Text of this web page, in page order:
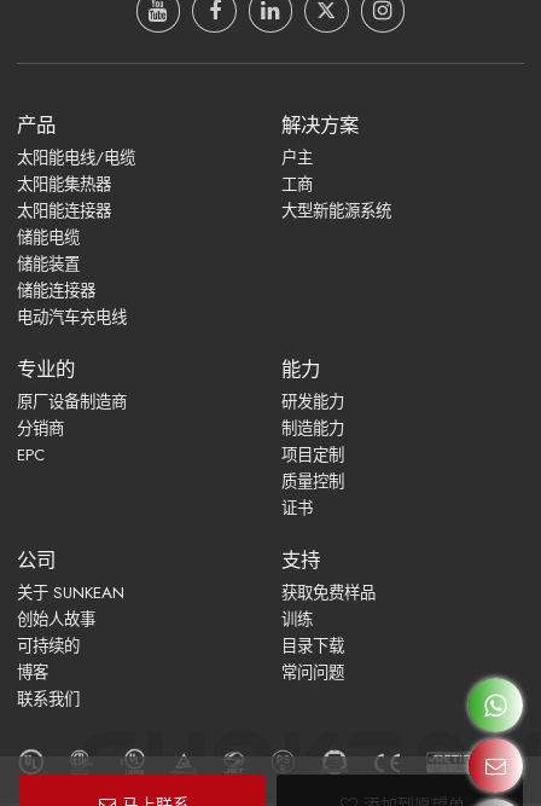
产品
太阳能电线/电缆
太阳能集热器
太阳能连接器
储能电缆
储能装置
储能连接器
电动汽车充电线
解决方案
户主
工商
大型新能源系统
专业的
原厂设备制造商
分销商
EPC
能力
研发能力
制造能力
项目定制
质量控制
证书
公司
关于 SUNKEAN
创始人故事
可持续的
博客
联系我们
支持
获取免费样品
训练
目录下载
常问问题